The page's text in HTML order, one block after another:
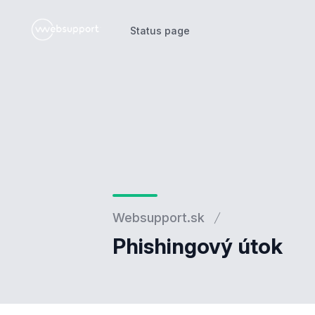
Status page
Websupport.sk
Phishingový útok